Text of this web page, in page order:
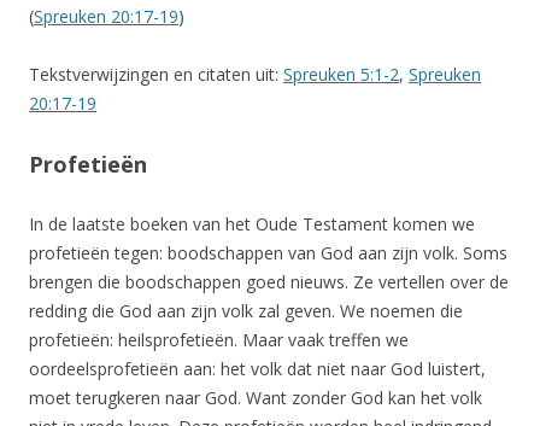
(Spreuken 20:17-19)
Tekstverwijzingen en citaten uit: Spreuken 5:1-2, Spreuken
20:17-19
Profetieën
In de laatste boeken van het Oude Testament komen we
profetieën tegen: boodschappen van God aan zijn volk. Soms
brengen die boodschappen goed nieuws. Ze vertellen over de
redding die God aan zijn volk zal geven. We noemen die
profetieën: heilsprofetieën. Maar vaak treffen we
oordeelsprofetieën aan: het volk dat niet naar God luistert,
moet terugkeren naar God. Want zonder God kan het volk